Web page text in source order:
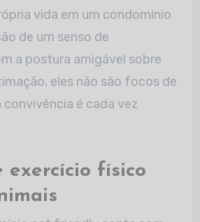
vida em um condomínio
de um senso de
a postura amigável sobre
eles não são focos de
convivência é cada vez
exercício físico